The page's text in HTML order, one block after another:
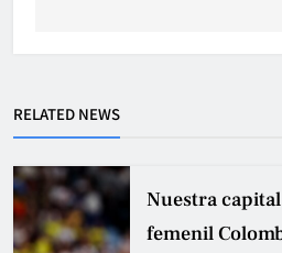
RELATED NEWS
Nuestra
femenil